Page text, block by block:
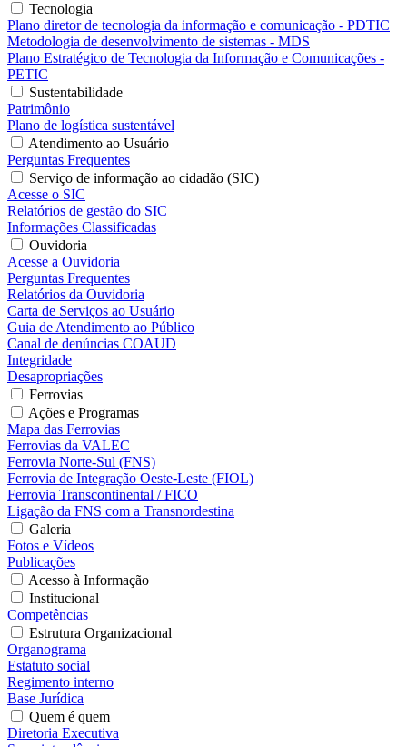
Tecnologia
Plano diretor de tecnologia da informação e comunicação - PDTIC
Metodologia de desenvolvimento de sistemas - MDS
Plano Estratégico de Tecnologia da Informação e Comunicações -
PETIC
Sustentabilidade
Patrimônio
Plano de logística sustentável
Atendimento ao Usuário
Perguntas Frequentes
Serviço de informação ao cidadão (SIC)
Acesse o SIC
Relatórios de gestão do SIC
Informações Classificadas
Ouvidoria
Acesse a Ouvidoria
Perguntas Frequentes
Relatórios da Ouvidoria
Carta de Serviços ao Usuário
Guia de Atendimento ao Público
Canal de denúncias COAUD
Integridade
Desapropriações
Ferrovias
Ações e Programas
Mapa das Ferrovias
Ferrovias da VALEC
Ferrovia Norte-Sul (FNS)
Ferrovia de Integração Oeste-Leste (FIOL)
Ferrovia Transcontinental / FICO
Ligação da FNS com a Transnordestina
Galeria
Fotos e Vídeos
Publicações
Acesso à Informação
Institucional
Competências
Estrutura Organizacional
Organograma
Estatuto social
Regimento interno
Base Jurídica
Quem é quem
Diretoria Executiva